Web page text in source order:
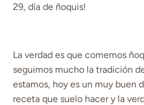
29, día de ñoquis!
La verdad es que comemos
seguimos mucho la tradición
estamos, hoy es un muy buen
receta que suelo hacer y la